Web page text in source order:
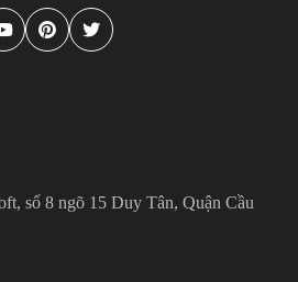
số 8 ngõ 15 Duy Tân, Quận Cầu